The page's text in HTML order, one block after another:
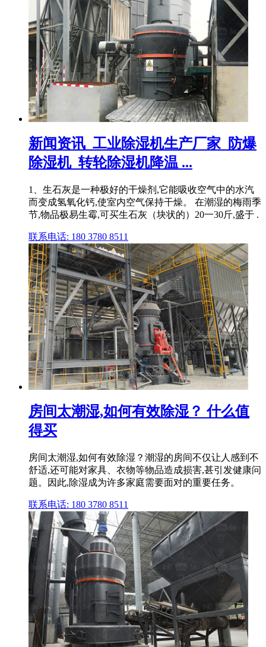
新闻资讯_工业除湿机生产厂家_防爆
除湿机_转轮除湿机降温 ...
1、生石灰是一种极好的干燥剂,它能吸收空气中的水汽
而变成氢氧化钙,使室内空气保持干燥。 在潮湿的梅雨季
节,物品极易生霉,可买生石灰（块状的）20一30斤,盛于 .
联系电话: 180 3780 8511
房间太潮湿,如何有效除湿？ 什么值
得买
房间太潮湿,如何有效除湿？潮湿的房间不仅让人感到不
舒适,还可能对家具、衣物等物品造成损害,甚引发健康问
题。因此,除湿成为许多家庭需要面对的重要任务。
联系电话: 180 3780 8511